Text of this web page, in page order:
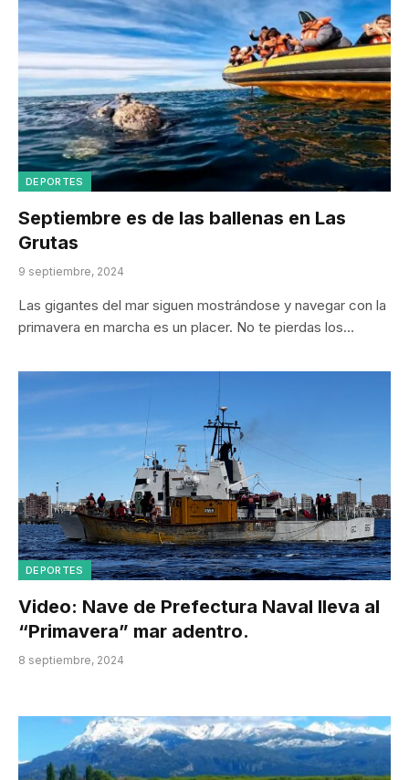
DEPORTES
Septiembre es de las ballenas en Las
Grutas
9 septiembre, 2024
Las gigantes del mar siguen mostrándose y navegar con la
primavera en marcha es un placer. No te pierdas los…
DEPORTES
Video: Nave de Prefectura Naval lleva al
“Primavera” mar adentro.
8 septiembre, 2024